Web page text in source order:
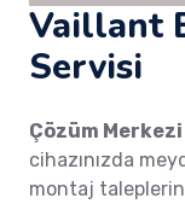
Vaillant
Servisi
Çözüm Merkezi
cihazınızda
montaj